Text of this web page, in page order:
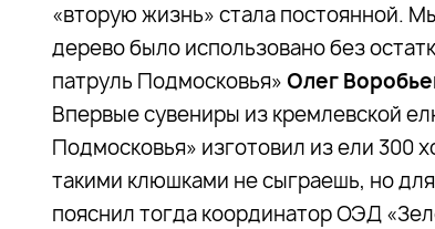
«вторую жизнь» стала постоянной.
дерево было использовано без
патруль Подмосковья» Олег
Впервые сувениры из кремлевской
Подмосковья» изготовил из ели 300
такими клюшками не сыграешь, но
пояснил тогда координатор ОЭД